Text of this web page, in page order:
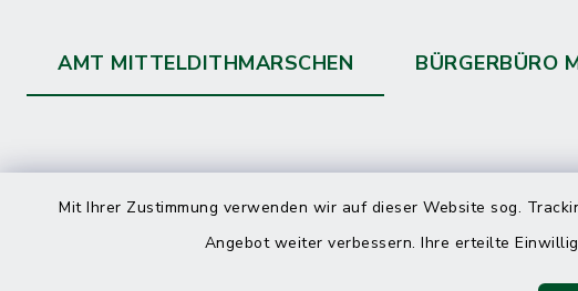
Mit Ihrer Zustimmung verwenden wir auf dieser Website sog.
Angebot weiter verbessern. Ihre erteilte
AMT MITTELDITHMARSCHEN BÜRGERBÜRO
Kontakt
direkte
Durchwahl